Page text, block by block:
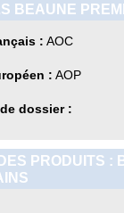
BEAUNE
: AOC
: AOP
dossier :
PRODUITS :